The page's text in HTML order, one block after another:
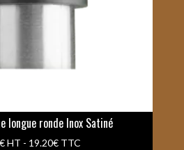
longue ronde Inox Satiné
HT - 19.20€TTC